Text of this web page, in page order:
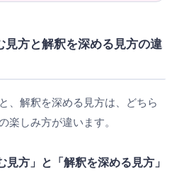
見方と解釈を深める見方の違
、解釈を深める見方は、どちら
楽しみ方が違います。
見方」と「解釈を深める見方」